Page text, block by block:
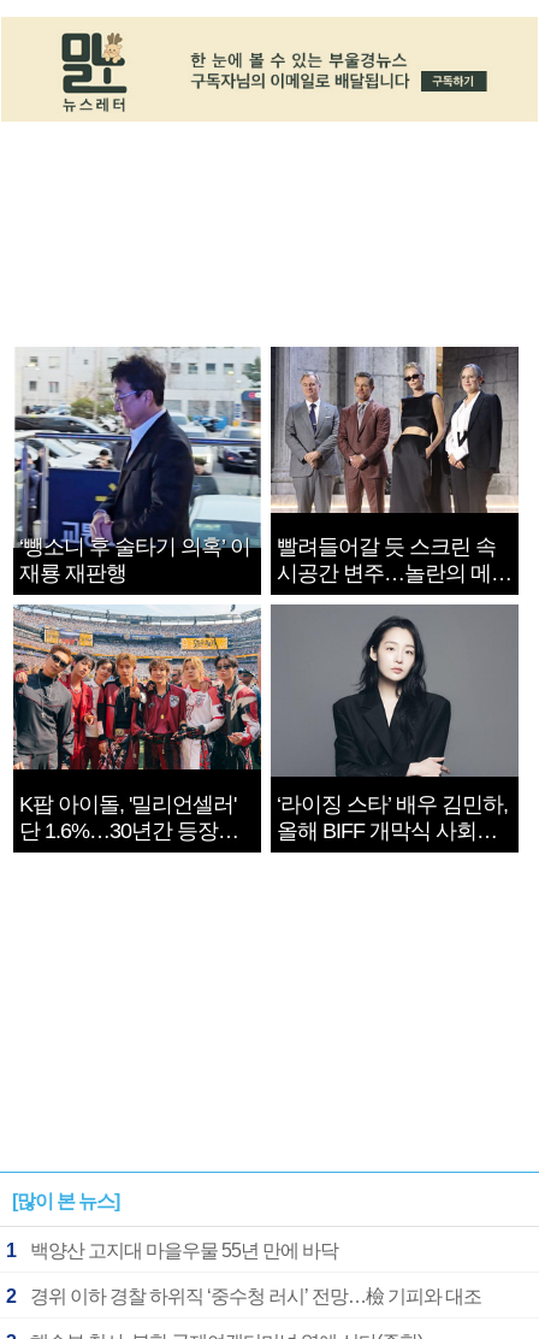
‘뺑소니 후 술타기 의혹’ 이
재룡 재판행
빨려들어갈 듯 스크린 속
시공간 변주…놀란의 메시
지는 ‘전쟁 속죄’
K팝 아이돌, '밀리언셀러'
단 1.6%…30년간 등장
1182개팀 전수조사
‘라이징 스타’ 배우 김민하,
올해 BIFF 개막식 사회자
확정
[많이 본 뉴스]
1 백양산 고지대 마을우물 55년 만에 바닥
2 경위 이하 경찰 하위직 ‘중수청 러시’ 전망…檢 기피와 대조